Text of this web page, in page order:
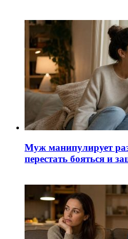
Муж манипулирует
перестать бояться и